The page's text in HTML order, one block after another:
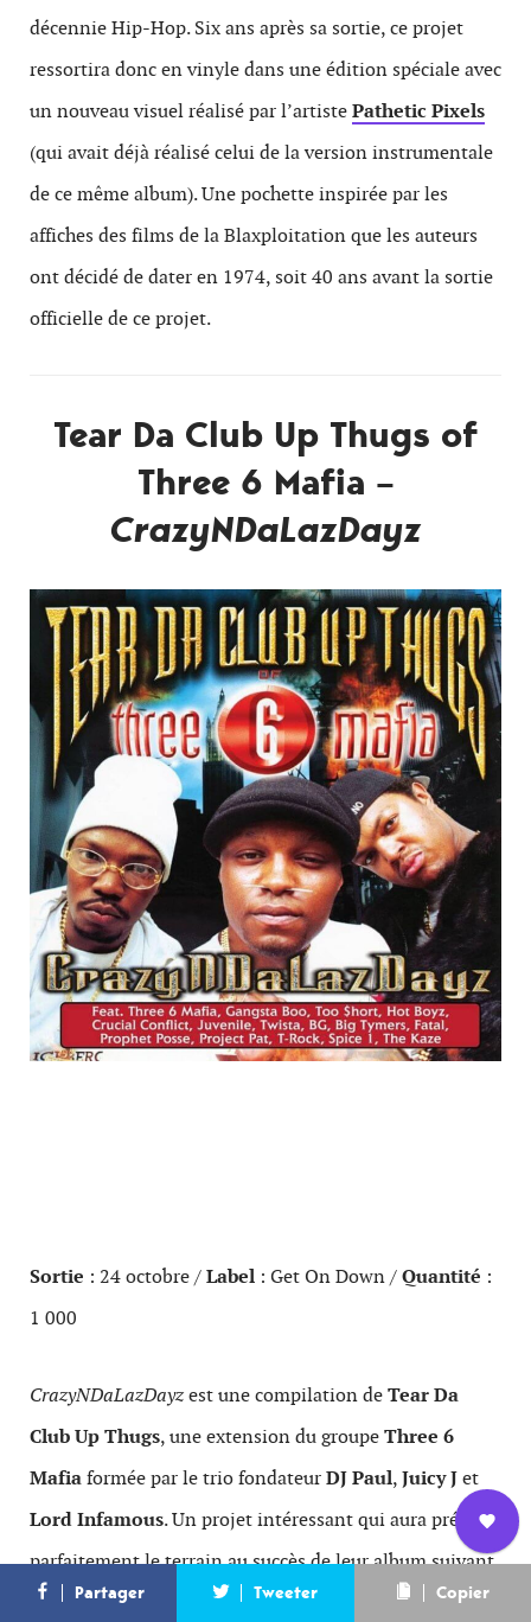
L’équipe
Nous
rejoindre
Newsletter
décennie Hip-Hop. Six ans après sa sortie, ce projet
ressortira donc en vinyle dans une édition spéciale avec
un nouveau visuel réalisé par l’artistePathetic Pixels
(qui avait déjà réalisé celui de la version instrumentale
de ce même album). Une pochette inspirée par les
affiches des films de la Blaxploitation que les auteurs
ont décidé de dater en 1974, soit 40 ans avant la sortie
officielle de ce projet.
Tear Da Club Up Thugs of
Three 6 Mafia –
CrazyNDaLazDayz
Sortie : 24 octobre /Label : Get On Down /Quantité :
1 000
CrazyNDaLazDayzest une compilation deTear Da
Club Up Thugs, une extension du groupeThree 6
Mafiaformée par le trio fondateurDJ Paul,Juicy Jet
Lord Infamous. Un projet intéressant qui aura préparé
parfaitement le terrain au succès de leur album suivant
When the Smoke Clears: Sixty 6, Sixty 1
paru en 2000. Une
Partager Tweeter Copier